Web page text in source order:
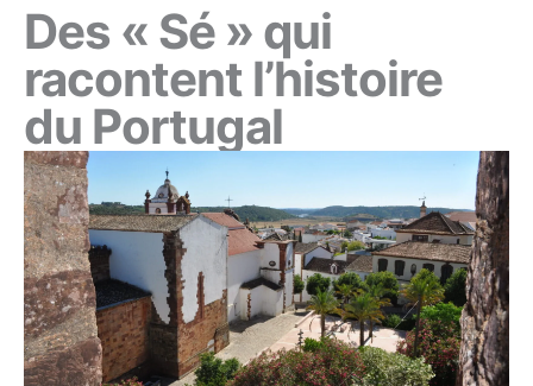
Des « Sé » qui
racontent l’histoire
du Portugal